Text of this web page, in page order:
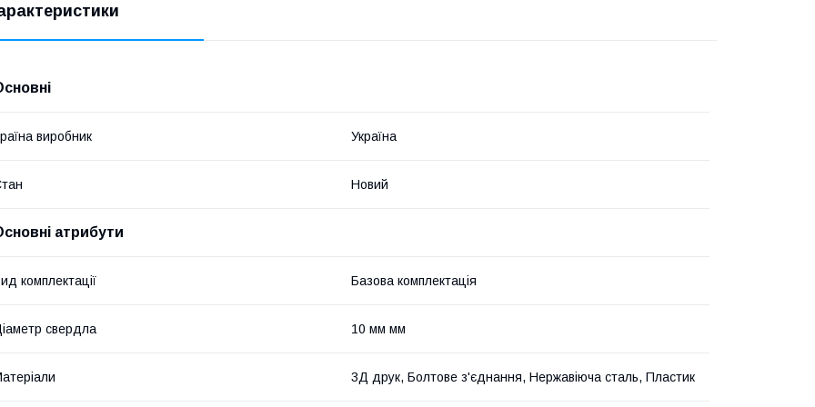
виробник Україна
Новий
атрибути
комплектації Базова комплектація
свердла 10 мм мм
3Д друк, Болтове з'єднання, Нержавіюча сталь, Пластик